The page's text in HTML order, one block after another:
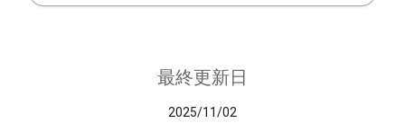
最終更新日
2025/11/02